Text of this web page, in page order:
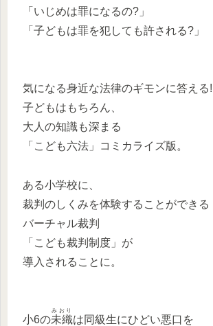
「いじめは罪になるの?」
「子どもは罪を犯しても許される?」
気になる身近な法律のギモンに答える!
子どもはもちろん、
大人の知識も深まる
「こども六法」コミカライズ版。
ある小学校に、
裁判のしくみを体験することができる
バーチャル裁判
「こども裁判制度」が
導入されることに。
小6の未織
みおり
は同級生にひどい悪口を